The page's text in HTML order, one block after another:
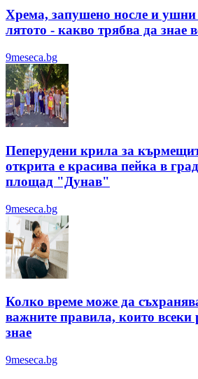
Хрема, запушено носле и
лятотo - какво трябва да знае
9meseca.bg
Пеперудени крила за
открита е красива пейка в
площад "Дунав"
9meseca.bg
Колко време може да
важните правила, които всеки
знае
9meseca.bg